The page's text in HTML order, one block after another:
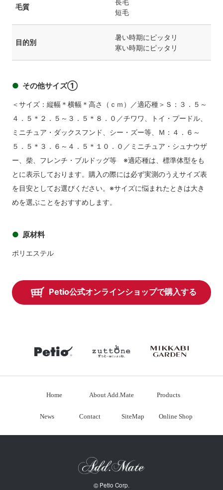
毛質
短毛
目的別
暑い時期にピッタリ
寒い時期にピッタリ
その他サイズ①
＜サイズ：縦幅＊横幅＊高さ（ｃｍ）／適応種＞Ｓ：３．５～
４．５＊２．５～３．５＊８．０／チワワ、トイ・プードル、
ミニチュア・ダックスフンド、シー・ズー等、Ｍ：４．６～
５．５＊３．６～４．５＊１０．０／ミニチュア・シュナウザ
ー、柴、フレンチ・ブルドッグ等 ※適応種は、標準体型をも
とに表示しております。購入の際には必ず実測のうえサイズ表
を目安としてお選びください。※サイズに悩まれたときは大き
めを選ぶことをおすすめします。
原材料
ポリエステル
Petio公式オンラインショップで購入する
Home About Add.Mate Products
News Contact SiteMap Online Shop
© Petio Corp.